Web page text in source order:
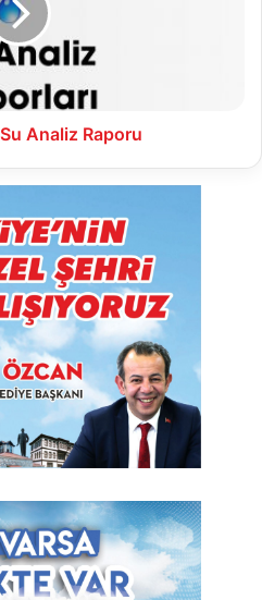
Analiz Raporu